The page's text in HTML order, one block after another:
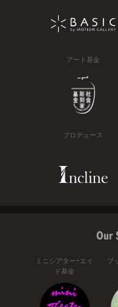
アート基金
プロデュース
Our
ミニシアター・エイ
ド基金
ブ